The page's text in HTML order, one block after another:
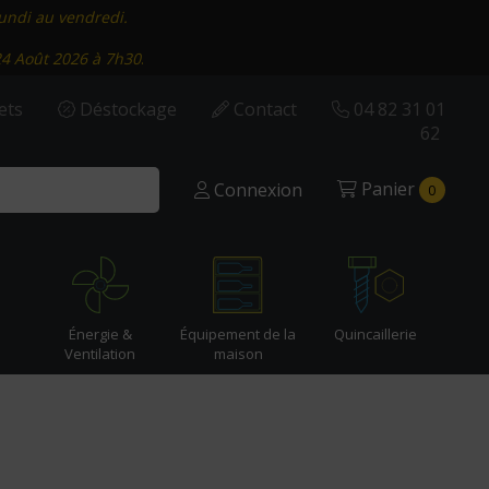
au vendredi.
Août 2026 à 7h30.
Déstockage Contact
04 82 31 01
62
Connexion Panier 0
Énergie &
Ventilation
Équipement de la
maison
Quincaillerie